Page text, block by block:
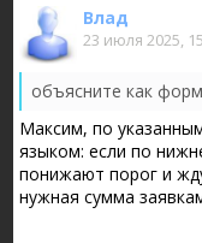
Влад
23 июля 2025,
объясните как
Максим, по
языком: если по
понижают порог и
нужная сумма